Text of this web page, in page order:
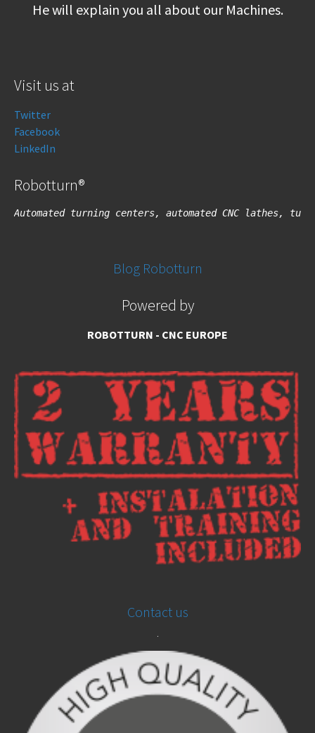
He will explain you all about our Machines.
Visit us at
Twitter
Facebook
LinkedIn
Robotturn®
Automated turning centers, automated CNC lathes,
Blog Robotturn
Powered by
ROBOTTURN - CNC EUROPE
Contact us
.